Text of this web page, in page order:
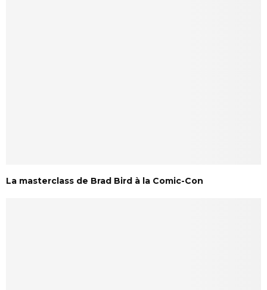
La masterclass de Brad Bird à la Comic-Con